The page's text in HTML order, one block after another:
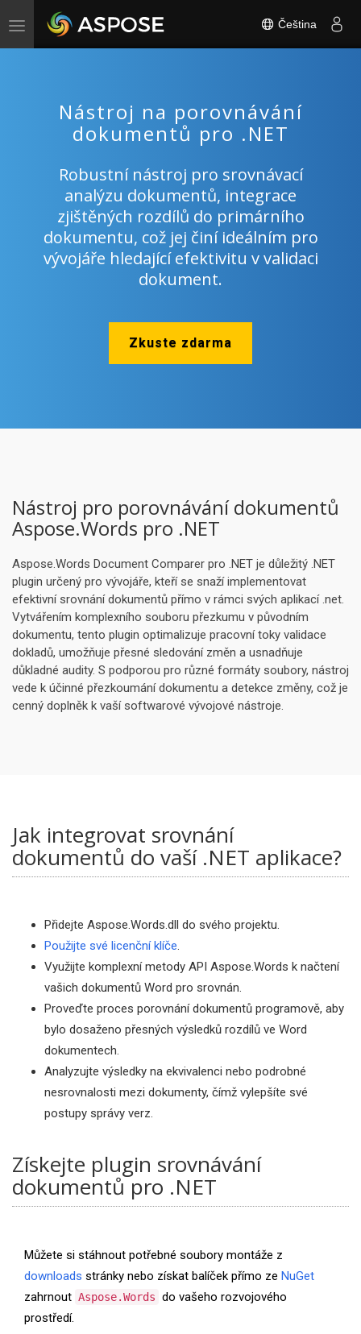
Toggle
Čeština
Nástroj na porovnávání
dokumentů pro .NET
Robustní nástroj pro srovnávací
analýzu dokumentů, integrace
zjištěných rozdílů do primárního
dokumentu, což jej činí ideálním pro
vývojáře hledající efektivitu v validaci
dokument.
Zkuste zdarma
Nástroj pro porovnávání dokumentů
Aspose.Words pro .NET
Aspose.Words Document Comparer pro .NET je důležitý .NET
plugin určený pro vývojáře, kteří se snaží implementovat
efektivní srovnání dokumentů přímo v rámci svých aplikací .net.
Vytvářením komplexního souboru přezkumu v původním
dokumentu, tento plugin optimalizuje pracovní toky validace
dokladů, umožňuje přesné sledování změn a usnadňuje
důkladné audity. S podporou pro různé formáty soubory, nástroj
vede k účinné přezkoumání dokumentu a detekce změny, což je
cenný doplněk k vaší softwarové vývojové nástroje.
Jak integrovat srovnání
dokumentů do vaší .NET aplikace?
Přidejte Aspose.Words.dll do svého projektu.
Použijte své licenční klíče.
Využijte komplexní metody API Aspose.Words k načtení
vašich dokumentů Word pro srovnán.
Proveďte proces porovnání dokumentů programově, aby
bylo dosaženo přesných výsledků rozdílů ve Word
dokumentech.
Analyzujte výsledky na ekvivalenci nebo podrobné
nesrovnalosti mezi dokumenty, čímž vylepšíte své
postupy správy verz.
Získejte plugin srovnávání
dokumentů pro .NET
Můžete si stáhnout potřebné soubory montáže z
downloads stránky nebo získat balíček přímo ze NuGet
zahrnout Aspose.Words do vašeho rozvojového
prostředí.